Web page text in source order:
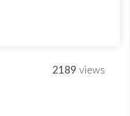
2189 views